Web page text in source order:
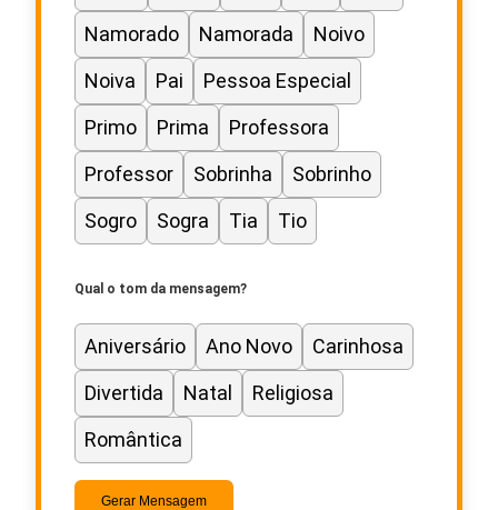
Namorado
Namorada
Noivo
Noiva
Pai
Pessoa Especial
Primo
Prima
Professora
Professor
Sobrinha
Sobrinho
Sogro
Sogra Tia Tio
Qual o tom da mensagem?
Aniversário Ano Novo
Carinhosa
Divertida
Natal
Religiosa
Romântica
Gerar Mensagem